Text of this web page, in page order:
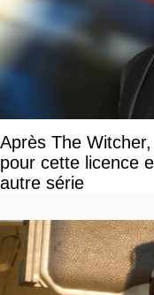
Après The
pour cette licence
autre série